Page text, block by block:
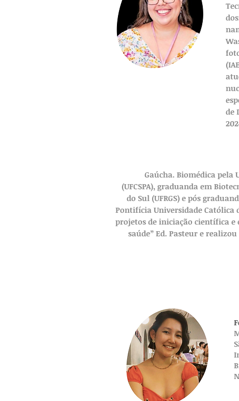
de
Gaúcha. Biomédica pela
(UFCSPA), graduanda em
do Sul (UFRGS) e pós
Pontifícia Universidade Católica
projetos de iniciação científica e
saúde” Ed. Pasteur e